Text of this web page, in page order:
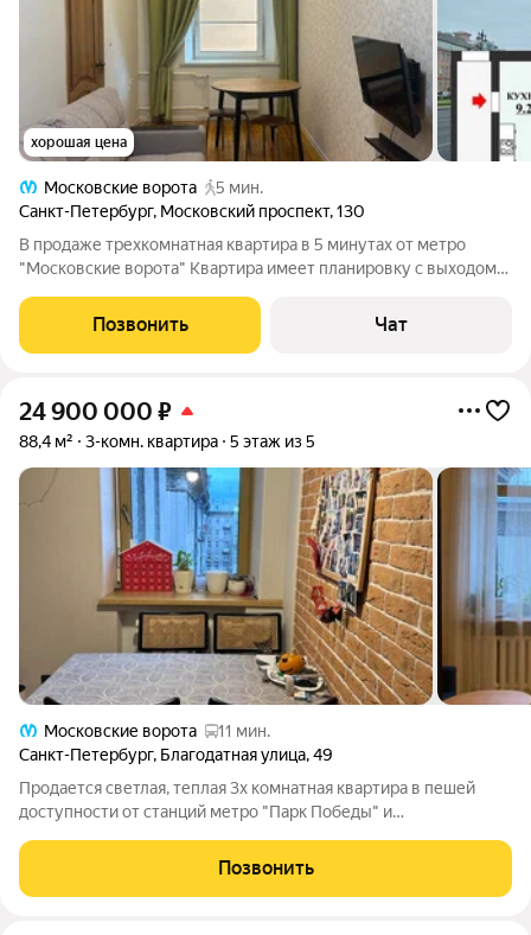
хорошая цена
Московские ворота
5 мин.
Санкт-Петербург, Московский проспект,130
В продаже трехкомнатная квартира в 5 минутах от метро
"Московские ворота" Квартира имеет планировку с выходом
коридора и из кухни. Отличная транспортная и социальная
инфраструктура района:
Позвонить Чат
24 900 000 ₽
88,4 м² 3-комн. квартира 5 этаж из 5
Московские ворота
11 мин.
Санкт-Петербург, Благодатная улица,49
Продается светлая, теплая 3х комнатная квартира в пешей
доступности от станций метро "Парк Победы" и
железобетонными перекрытиями. Двор большой и зеленый,
есть детская площадка и спортивное поле.
Позвонить